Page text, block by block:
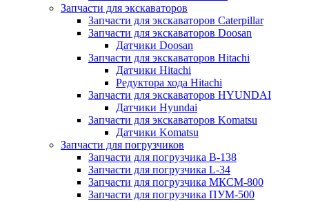
Запчасти для экскаваторов
Запчасти для экскаваторов Caterpillar
Запчасти для экскаваторов Doosan
Датчики Doosan
Запчасти для экскаваторов Hitachi
Датчики Hitachi
Редуктора хода Hitachi
Запчасти для экскаваторов HYUNDAI
Датчики Hyundai
Запчасти для экскаваторов Komatsu
Датчики Komatsu
Запчасти для погрузчиков
Запчасти для погрузчика B-138
Запчасти для погрузчика L-34
Запчасти для погрузчика МКСМ-800
Запчасти для погрузчика ПУМ-500